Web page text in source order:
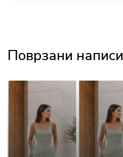
Поврзани написи